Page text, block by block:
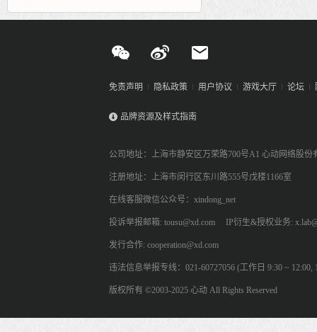
免责声明 隐私政策 用户协议 游戏大厅 论坛
品牌资源及样式指南
公司地址：上海市静安区万荣路700号A1 心动网络股份
注册地址：上海市闵行区东川路555号戊楼1166室
在线客服微信公众号：xindong_net
投诉举报邮箱: tousu@xd.com IP衍生&授权业务:
发行合作: cooperation@xd.com
违法信息举报专线：021-60727056 (工作日 9:30 ~ 12:00,
版权所有 ©2003-2025 心动 All Rights Reserved